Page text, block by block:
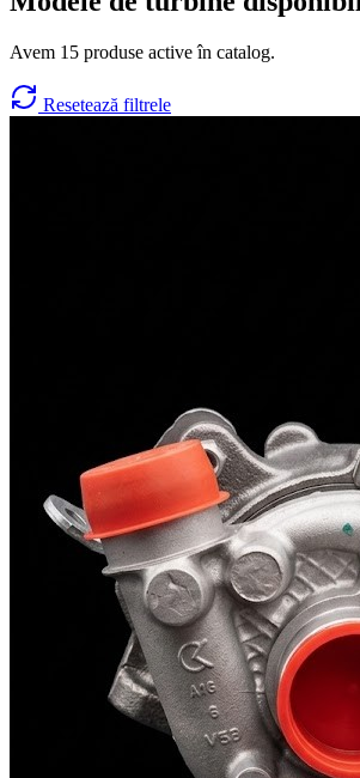
Avem 15 produse active în catalog.
Resetează filtrele